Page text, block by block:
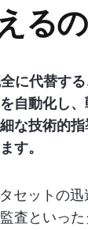
る
に代替す
自動化し
な技術的
す。
セットの
査といっ